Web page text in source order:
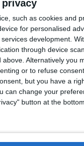
privacy
such as cookies and
for personalised
development.
through device
Alternatively you
or to refuse
but you have a
can change your
button at the
2026